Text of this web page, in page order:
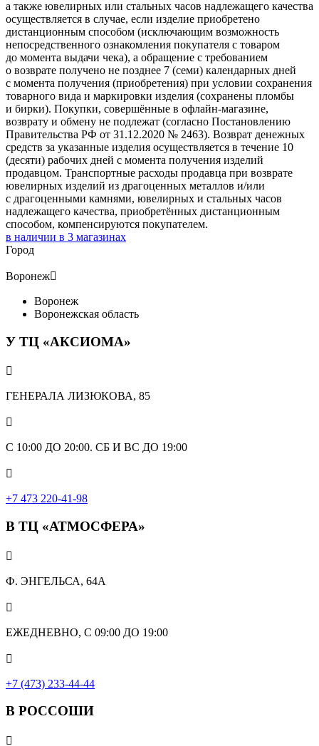
а также ювелирных или стальных часов надлежащего качества
осуществляется в случае, если изделие приобретено
дистанционным способом (исключающим возможность
непосредственного ознакомления покупателя с товаром
до момента выдачи чека), а обращение с требованием
о возврате получено не позднее 7 (семи) календарных дней
с момента получения (приобретения) при условии сохранения
товарного вида и маркировки изделия (сохранены пломбы
и бирки). Покупки, совершённые в офлайн-магазине,
возврату и обмену не подлежат (согласно Постановлению
Правительства РФ от 31.12.2020 № 2463). Возврат денежных
средств за указанные изделия осуществляется в течение 10
(десяти) рабочих дней с момента получения изделий
продавцом. Транспортные расходы продавца при возврате
ювелирных изделий из драгоценных металлов и/или
с драгоценными камнями, ювелирных и стальных часов
надлежащего качества, приобретённых дистанционным
способом, компенсируются покупателем.
в наличии в 3 магазинах
Город
Воронеж
Воронеж
Воронежская область
У ТЦ «АКСИОМА»

ГЕНЕРАЛА ЛИЗЮКОВА, 85

С 10:00 ДО 20:00. СБ И ВС ДО 19:00

+7 473 220-41-98
В ТЦ «АТМОСФЕРА»

Ф. ЭНГЕЛЬСА, 64А

ЕЖЕДНЕВНО, С 09:00 ДО 19:00

+7 (473) 233-44-44
В РОССОШИ
